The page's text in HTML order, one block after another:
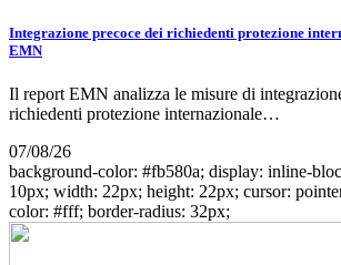
Integrazione precoce dei richiedenti protezione
EMN
Il report EMN analizza le misure di
richiedenti protezione internazionale…
07/08/26
background-color: #fb580a; display: inline-
10px; width: 22px; height: 22px; cursor:
color: #fff; border-radius: 32px;